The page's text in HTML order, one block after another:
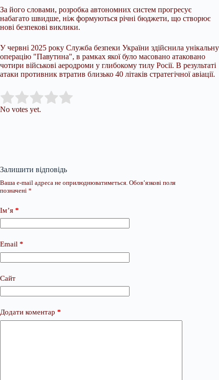
За його словами, розробка автономних систем прогресує
набагато швидше, ніж формуються річні бюджети, що створює
нові безпекові виклики.
У червні 2025 року Служба безпеки України здійснила унікальну
операцію "Павутина", в рамках якої було масовано атаковано
чотири військові аеродроми у глибокому тилу Росії. В результаті
атаки противник втратив близько 40 літаків стратегічної авіації.
Rate this item:
No votes yet.
Залишити відповідь
Ваша e-mail адреса не оприлюднюватиметься. Обов’язкові поля
позначені *
Ім’я *
Email *
Сайт
Додати коментар *